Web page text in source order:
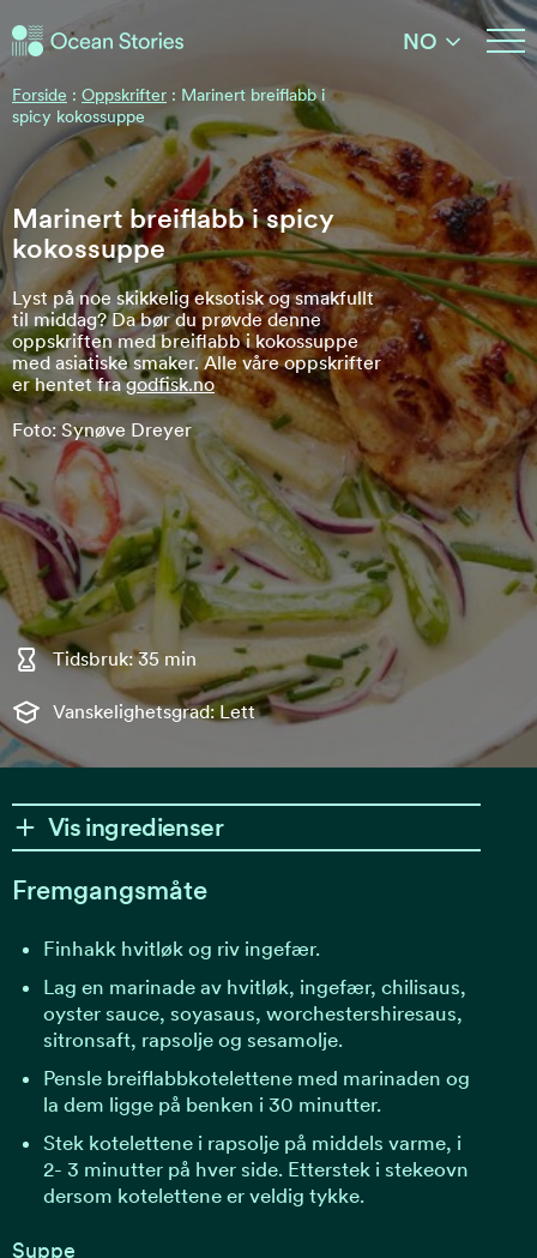
Ocean Stories
NO
Forside : Oppskrifter : Marinert breiflabb i
spicy kokossuppe
Marinert breiflabb i spicy
kokossuppe
Lyst på noe skikkelig eksotisk og smakfullt
til middag? Da bør du prøvde denne
oppskriften med breiflabb i kokossuppe
med asiatiske smaker. Alle våre oppskrifter
er hentet fragodfisk.no
Foto: Synøve Dreyer
Tidsbruk: 35 min
Vanskelighetsgrad: Lett
Vis ingredienser
Fremgangsmåte
Finhakk hvitløk og riv ingefær.
Lag en marinade av hvitløk, ingefær, chilisaus,
oyster sauce, soyasaus, worchestershiresaus,
sitronsaft, rapsolje og sesamolje.
Pensle breiflabbkotelettene med marinaden og
la dem ligge på benken i 30 minutter.
Stek kotelettene i rapsolje på middels varme, i
2- 3 minutter på hver side. Etterstek i stekeovn
dersom kotelettene er veldig tykke.
Suppe